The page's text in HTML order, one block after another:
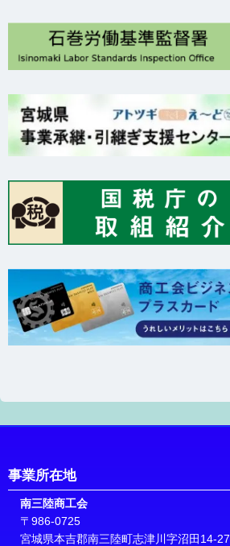
事業所在地
南三陸商工会
〒986-0725
宮城県本吉郡南三陸町志津川字沼田14-27